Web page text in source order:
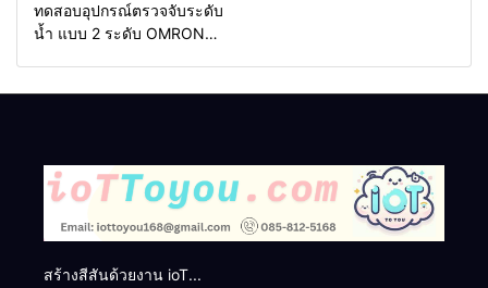
ทดสอบอุปกรณ์ตรวจจับระดับ
น้ำ แบบ 2 ระดับ OMRON
สร้างสีสันด้วยงาน ioT...